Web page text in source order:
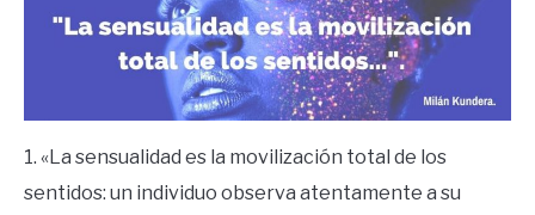
1. «La sensualidad es la movilización total de los
sentidos: un individuo observa atentamente a su